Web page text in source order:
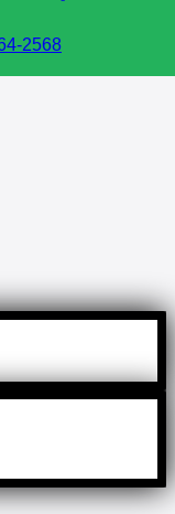
2568